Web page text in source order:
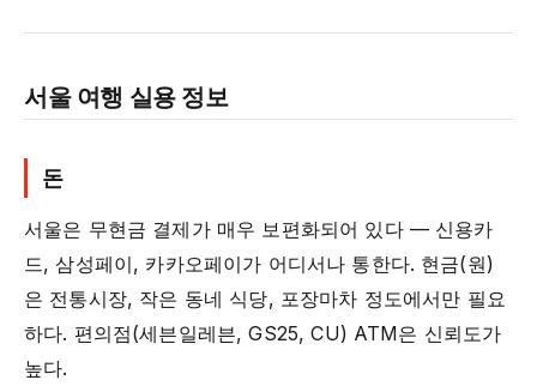
서울 여행 실용 정보
돈
서울은 무현금 결제가 매우 보편화되어 있다 — 신용카
드, 삼성페이, 카카오페이가 어디서나 통한다. 현금(원)
은 전통시장, 작은 동네 식당, 포장마차 정도에서만 필요
하다. 편의점(세븐일레븐, GS25, CU) ATM은 신뢰도가
높다.